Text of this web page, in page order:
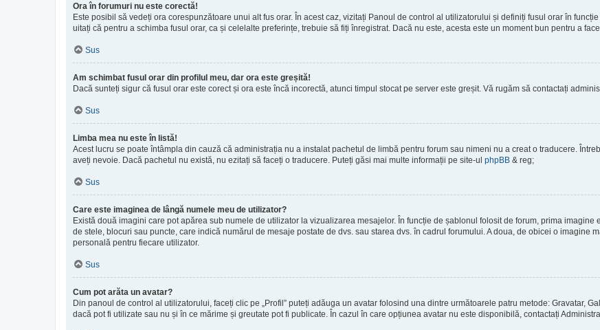
Ora în forumuri nu este corectă!
Este posibil să vedeți ora corespunzătoare unui alt fus orar. În acest caz, vizitați Panoul de control al utilizatorului și definiți fusul orar în
uitați că pentru a schimba fusul orar, ca și celelalte preferințe, trebuie să fiți înregistrat. Dacă nu este, acesta este un moment bun pentru a face
Sus
Am schimbat fusul orar din profilul meu, dar ora este greșită!
Dacă sunteți sigur că fusul orar este corect și ora este încă incorectă, atunci timpul stocat pe server este greșit. Vă rugăm să contactați
Sus
Limba mea nu este în listă!
Acest lucru se poate întâmpla din cauză că administrația nu a instalat pachetul de limbă pentru forum sau nimeni nu a creat o traducere.
aveți nevoie. Dacă pachetul nu există, nu ezitați să faceți o traducere. Puteți găsi mai multe informații pe site-ul phpBB & reg;
Sus
Care este imaginea de lângă numele meu de utilizator?
Există două imagini care pot apărea sub numele de utilizator la vizualizarea mesajelor. În funcție de șablonul folosit de forum, prima
de stele, blocuri sau puncte, care indică numărul de mesaje postate de dvs. sau starea dvs. în cadrul forumului. A doua, de obicei o imagine
personală pentru fiecare utilizator.
Sus
Cum pot arăta un avatar?
Din panoul de control al utilizatorului, faceți clic pe „Profil” puteți adăuga un avatar folosind una dintre următoarele patru metode: Gravatar,
dacă pot fi utilizate sau nu și în ce mărime și greutate pot fi publicate. În cazul în care opțiunea avatar nu este disponibilă, contactați